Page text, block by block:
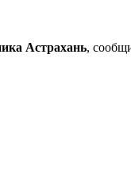
Астрахань,